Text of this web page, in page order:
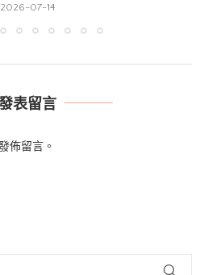
2026-07-14
表留言
佈留言。